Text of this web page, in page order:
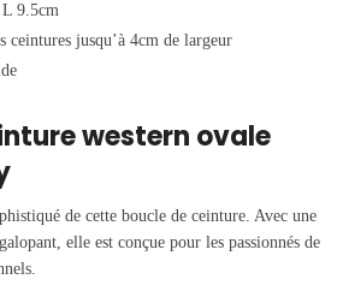
9.5cm
ceintures jusqu’à 4cm de largeur
western ovale
de cette boucle de ceinture. Avec une
elle est conçue pour les passionnés de